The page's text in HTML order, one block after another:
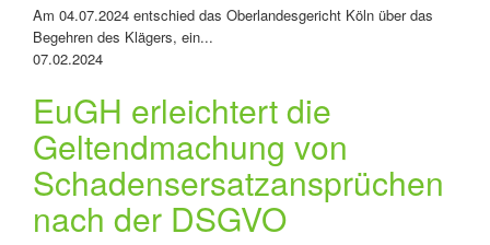
Am 04.07.2024 entschied das Oberlandesgericht Köln über das
Begehren des Klägers, ein...
07.02.2024
EuGH erleichtert die
Geltendmachung von
Schadensersatzansprüchen
nach der DSGVO